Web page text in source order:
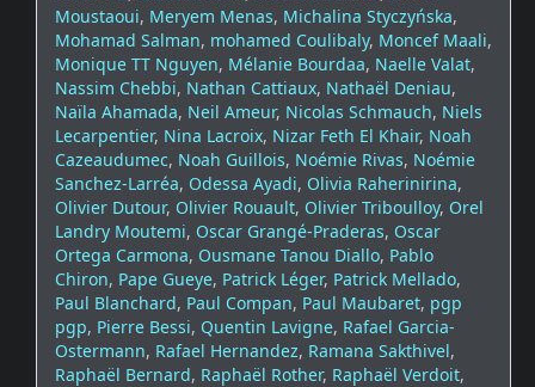
Moustaoui, Meryem Menas, Michalina Styczyńska,
Mohamad Salman, mohamed Coulibaly, Moncef Maali,
Monique TT Nguyen, Mélanie Bourdaa, Naelle Valat,
Nassim Chebbi, Nathan Cattiaux, Nathaël Deniau,
Naïla Ahamada, Neil Ameur, Nicolas Schmauch, Niels
Lecarpentier, Nina Lacroix, Nizar Feth El Khair, Noah
Cazeaudumec, Noah Guillois, Noémie Rivas, Noémie
Sanchez-Larréa, Odessa Ayadi, Olivia Raherinirina,
Olivier Dutour, Olivier Rouault, Olivier Triboulloy, Orel
Landry Moutemi, Oscar Grangé-Praderas, Oscar
Ortega Carmona, Ousmane Tanou Diallo, Pablo
Chiron, Pape Gueye, Patrick Léger, Patrick Mellado,
Paul Blanchard, Paul Compan, Paul Maubaret, pgp
pgp, Pierre Bessi, Quentin Lavigne, Rafael Garcia-
Ostermann, Rafael Hernandez, Ramana Sakthivel,
Raphaël Bernard, Raphaël Rother, Raphaël Verdoit,